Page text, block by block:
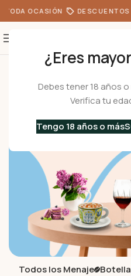
¿Eres
Debes tener 18 años
Verifica tu
Tengo 18 años o más
OCASIÓN DESCUENTOS
Jarras
y diseño moderno al mejor
Todos los Menaje